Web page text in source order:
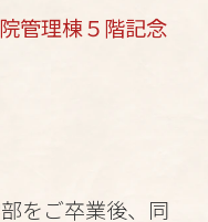
管理棟５階記念
をご卒業後、同